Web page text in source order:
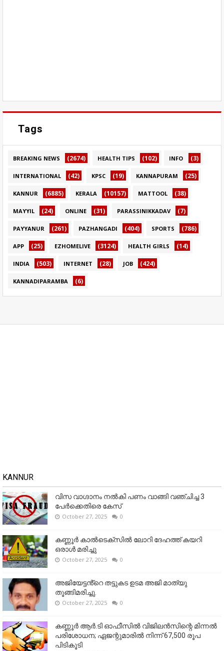
Tags
BREAKING NEWS (2674) HEALTH TIPS (102) INFO (3)
INTERNATIONAL (42) KPSC (19) KANNAPURAM (25)
KANNUR (6885) KERALA (10157) MATTOOL (38)
MAYYIL (24) ONLINE (31) PARASSINIKKADAV (7)
PAYYANUR (261) PAZHANGADI (404) SPORTS (786)
APP (25) EZHOMELIVE (3124) HEALTH GIRLS (14)
INDIA (503) INTERNET (28) JOB (424)
KANNADIPARAMBA (6)
KANNUR
വിസ വാഗ്ദാനം നൽകി പണം വാങ്ങി വഞ്ചിച്ച 3
പേർക്കെതിരെ കേസ്
October 27, 2025 0
കണ്ണൂര്‍ കാല്‍ടെക്‌സില്‍ ലോറി ദേഹത്ത് കയറി
ഒരാള്‍ മരിച്ചു
October 27, 2025 0
അജിയേട്ടൻ്റെ തട്ടുകട ഉടമ അജി മാത്യു
തൂങ്ങിമരിച്ചു.
October 27, 2025 0
കണ്ണൂര്‍ ആര്‍.ടി ഓഫീസില്‍ വിജിലൻസിന്റെ മിന്നല്‍
പരിശോധന; ഏജന്റുമാരില്‍ നിന്ന് 67,500 രൂപ
പിടികൂടി